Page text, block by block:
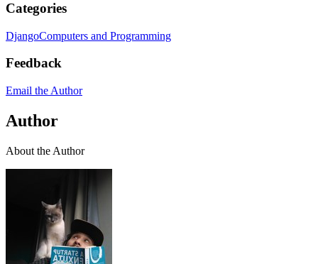
Categories
DjangoComputers and Programming
Feedback
Email the Author
Author
About the Author